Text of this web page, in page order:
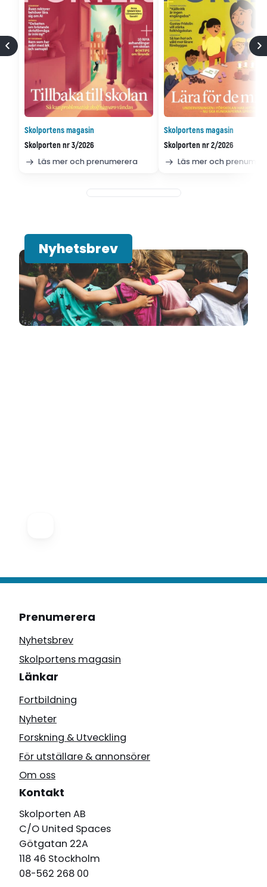
Skolportens magasin
Skolporten nr 3/2026
Läs mer och prenumerera
Skolportens magasin
Skolporten nr 2/2026
Läs mer och
Nyhetsbrev
Prenumerera
Nyhetsbrev
Skolportens magasin
Länkar
Fortbildning
Nyheter
Forskning & Utveckling
För utställare & annonsörer
Om oss
Kontakt
Skolporten AB
C/O United Spaces
Götgatan 22A
118 46 Stockholm
08-562 268 00